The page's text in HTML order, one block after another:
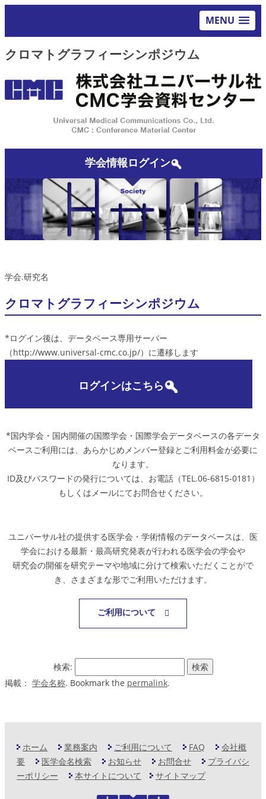
MENU
クロマトグラフィーシンポジウム
学会情報ログイン
学会.研究名
クロマトグラフィーシンポジウム
*ログイン後は、データベース専用サーバー
（http://www.universal-cmc.co.jp/）に遷移します
ログインはこちら
*国内学会・国内開催の国際学会・国際学会データベースの各データ
ベースご利用には、あらかじめメンバー登録とご利用料金が必要に
なります。
ID及びパスワードの発行については、お電話（TEL.06-6815-0181）
もしくはメールにてお問合せください。
ユニバーサル社の提供する医学会・学術情報のデータベースは、医
学会における最新・最高研究発表が行われる医学会の学会や
研究会の開催を研究テーマや地域に分けて検索いただくことがで
き、さまざまな形でご利用いただけます。
ご利用について
検索:
掲載： 学会名称. Bookmark the permalink.
ホーム 業務案内 ご利用について FAQ
会社概
要
医学会名検索 お知らせ お問合せ
プライバシ
ーポリシー
本サイトについて サイトマップ